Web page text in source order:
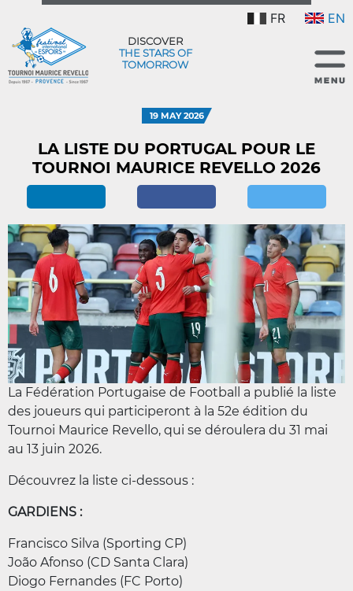
FR EN
DISCOVER
THE STARS OF
TOMORROW
19 MAY 2026
LA LISTE DU PORTUGAL POUR LE
TOURNOI MAURICE REVELLO 2026
La Fédération Portugaise de Football a publié la liste
des joueurs qui participeront à la 52e édition du
Tournoi Maurice Revello, qui se déroulera du 31 mai
au 13 juin 2026.
Découvrez la liste ci-dessous :
GARDIENS :
Francisco Silva (Sporting CP)
João Afonso (CD Santa Clara)
Diogo Fernandes (FC Porto)